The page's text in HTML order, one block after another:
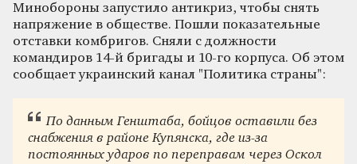
Минобороны запустило антикриз, чтобы снять
напряжение в обществе. Пошли показательные
отставки комбригов. Сняли с должности
командиров 14-й бригады и 10-го корпуса. Об этом
сообщает украинский канал "Политика страны":
По данным Генштаба, бойцов оставили без
снабжения в районе Купянска, где из-за
постоянных ударов по переправам через Оскол